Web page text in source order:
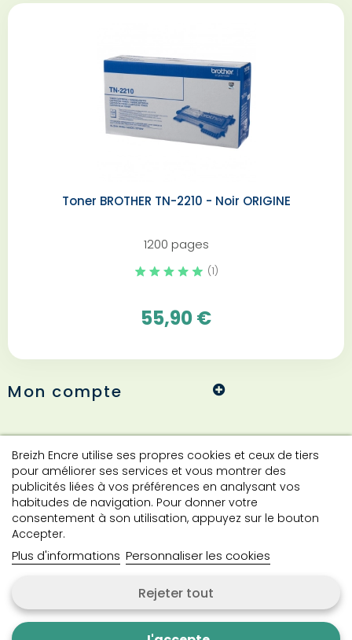
Breizh Encre utilise ses propres cookies et ceux de tiers
pour améliorer ses services et vous montrer des
publicités liées à vos préférences en analysant vos
habitudes de navigation. Pour donner votre
consentement à son utilisation, appuyez sur le bouton
Accepter.
Plus d'informations Personnaliser les cookies
Rejeter tout
Toner BROTHER TN-2210 - Noir ORIGINE
1200 pages
(1)
55,90 €
Mon compte
Informations
Contact
Contactez-nous
Copyright © 2024 Breizh Encre. Tous droits réservés.